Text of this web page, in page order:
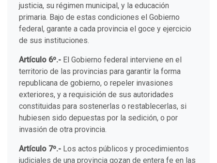
justicia, su régimen municipal, y la educación
primaria. Bajo de estas condiciones el Gobierno
federal, garante a cada provincia el goce y ejercicio
de sus instituciones.
Artículo 6º.- El Gobierno federal interviene en el
territorio de las provincias para garantir la forma
republicana de gobierno, o repeler invasiones
exteriores, y a requisición de sus autoridades
constituidas para sostenerlas o restablecerlas, si
hubiesen sido depuestas por la sedición, o por
invasión de otra provincia.
Artículo 7º.- Los actos públicos y procedimientos
judiciales de una provincia gozan de entera fe en las